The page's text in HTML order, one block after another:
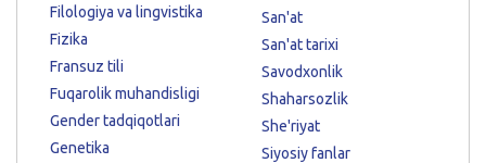
Filologiya va lingvistika
Fizika
Fransuz tili
Fuqarolik muhandisligi
Gender tadqiqotlari
Genetika
San'at
San'at tarixi
Savodxonlik
Shaharsozlik
She'riyat
Siyosiy fanlar